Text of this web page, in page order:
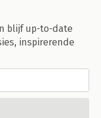
blijf up-to-date
inspirerende